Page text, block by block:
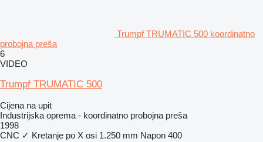
Trumpf TRUMATIC 500 koordinatno
probojna preša
6
VIDEO
Trumpf TRUMATIC 500
Cijena na upit
Industrijska oprema - koordinatno probojna preša
1998
CNC ✓ Kretanje po X osi 1.250 mm Napon 400